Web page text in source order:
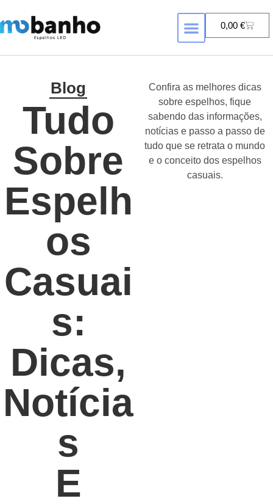
0,00 €
Blog
Tudo
Sobre
Espelh
Os
Casuai
S:
Dicas,
Notícia
S
E
Confira as melhores dicas
sobre espelhos, fique
sabendo das informações,
notícias e passo a passo de
tudo que se retrata o mundo
e o conceito dos espelhos
casuais.